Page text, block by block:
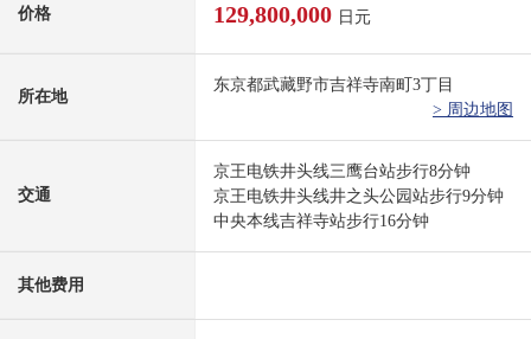
价格 129,800,000 日元
所在地
东京都武藏野市吉祥寺南町3丁目
> 周边地图
交通
京王电铁井头线三鹰台站步行8分钟
京王电铁井头线井之头公园站步行9分钟
中央本线吉祥寺站步行16分钟
其他费用